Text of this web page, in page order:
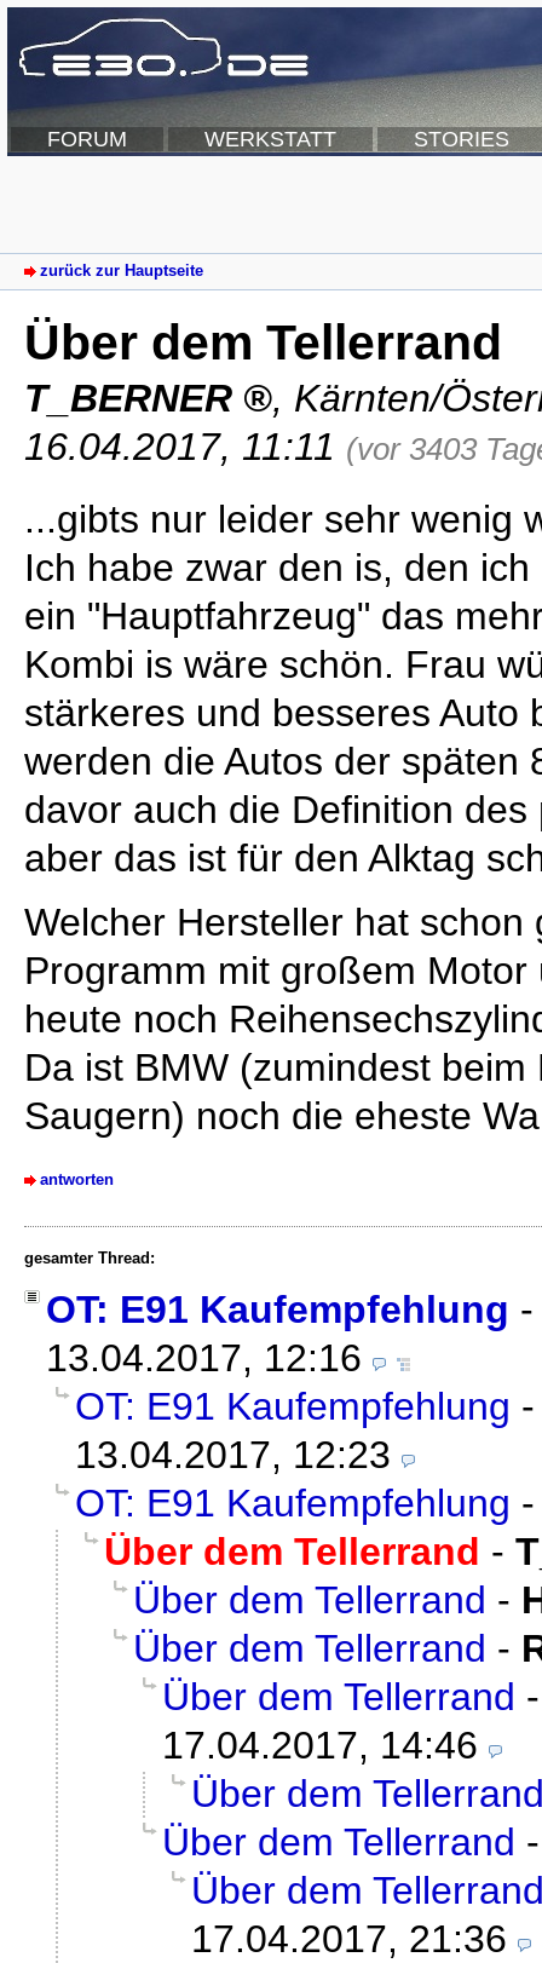
FORUM WERKSTATT STORIES
zurück zur Hauptseite
Über dem Tellerrand
T_BERNER , Kärnten/
16.04.2017, 11:11 (vor 3403
...gibts nur leider sehr wenig
Ich habe zwar den is, den
ein "Hauptfahrzeug" das
Kombi is wäre schön. Frau
stärkeres und besseres Auto
werden die Autos der späten
davor auch die Definition
aber das ist für den Alktag
Welcher Hersteller hat
Programm mit großem Motor
heute noch
Da ist BMW (zumindest
Saugern) noch die eheste
antworten
gesamter Thread:
OT: E91 Kaufempfehlung
13.04.2017, 12:16
OT: E91 Kaufempfehlung
13.04.2017, 12:23
OT: E91 Kaufempfehlung
Über dem Tellerrand -
Über dem Tellerrand -
Über dem Tellerrand -
Über dem Tellerrand
17.04.2017, 14:46
Über dem
Über dem Tellerrand
Über dem
17.04.2017, 21:36